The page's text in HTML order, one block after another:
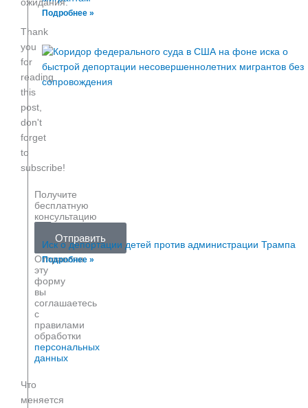
ожидания.
Thank
you
for
reading
this
post,
don't
forget
to
subscribe!
Получите
бесплатную
консультацию
имя
телефон
Отправить
Отправляя
эту
форму
вы
соглашаетесь
с
правилами
обработки
персональных
данных
Что
меняется
Подробнее »
Иск о депортации детей против администрации Трампа
Подробнее »